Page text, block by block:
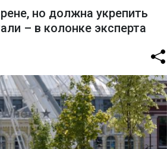
но должна укрепить
– в колонке эксперта